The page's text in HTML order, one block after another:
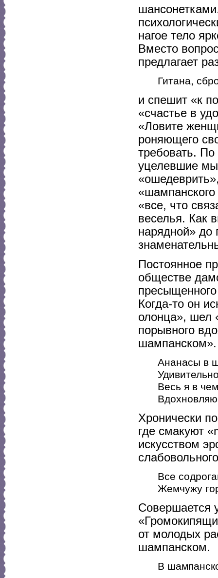
нагое тело
Вместо
предлагает
Гитана,
и спешит «к
«счастье в
«Ловите
роняющего
требовать. По
уцелевшие
«все, что
веселья. Как
нарядной» до
Постоянное
обществе
Когда-то он
олонца», шел
порывного
шампанском».
Ананасы в
Весь я в
Хронически
где смакуют
искусством
Все
Жемчужу
Совершается
от молодых
шампанском.
В